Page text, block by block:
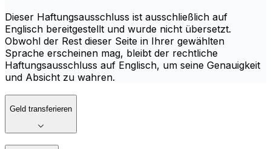
Dieser Haftungsausschluss ist ausschließlich auf
Englisch bereitgestellt und wurde nicht übersetzt.
Obwohl der Rest dieser Seite in Ihrer gewählten
Sprache erscheinen mag, bleibt der rechtliche
Haftungsausschluss auf Englisch, um seine Genauigkeit
und Absicht zu wahren.
Geld transferieren